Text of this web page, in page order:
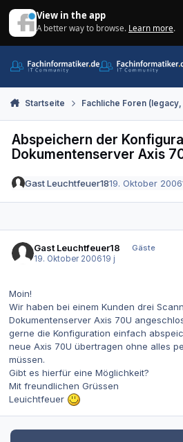
View in the app
A better way to browse. Learn more.
Startseite Fachliche Foren
Abspeichern der
Dokumentenserver Axis
Gast Leuchtfeuer1819. Oktober 2006
Gast Leuchtfeuer18
Gäste
19. Oktober 200619 j
Moin!
Wir haben bei einem Kunden drei
Dokumentenserver Axis 70U
gerne die Konfiguration einfach
neue Axis 70U übertragen ohne alles
müssen.
Gibt es hierfür eine Möglichkeit?
Mit freundlichen Grüssen
Leuichtfeuer